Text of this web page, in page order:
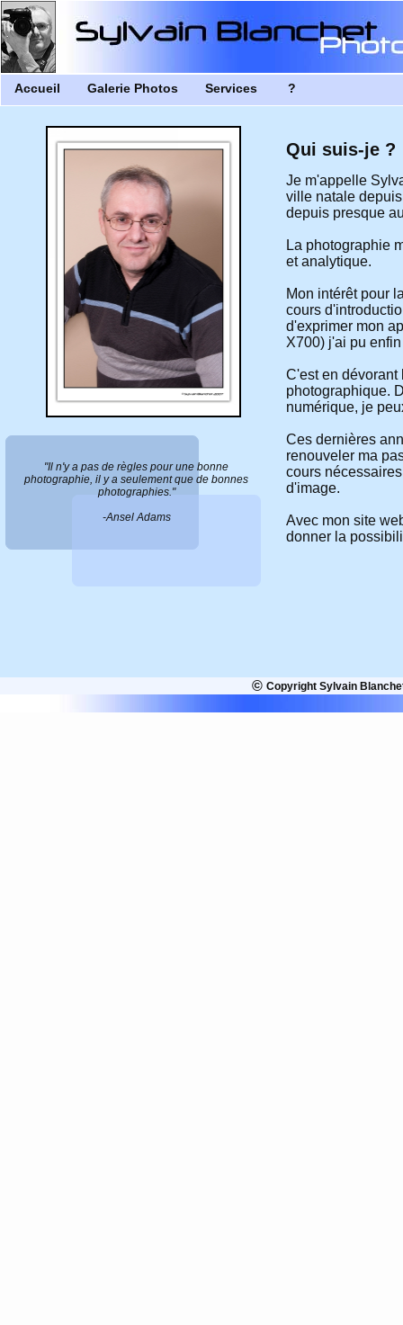
Accueil Galerie Photos Services ?
"Il n'y a pas de règles pour une bonne
photographie, il y a seulement que de bonnes
photographies."
-Ansel Adams
Qui suis-je ?
Je m'appelle
ville natale
depuis presque
La photographie
et analytique.
Mon intérêt pour
cours
d'exprimer mon
X700) j'ai pu
C'est en dévorant
photographique.
numérique, je
Ces dernières
renouveler ma
cours
d'image.
Avec mon site
donner la
© Copyright Sylvain